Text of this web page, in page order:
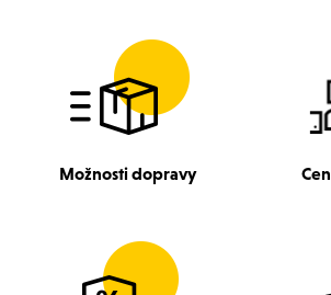
Možnosti dopravy